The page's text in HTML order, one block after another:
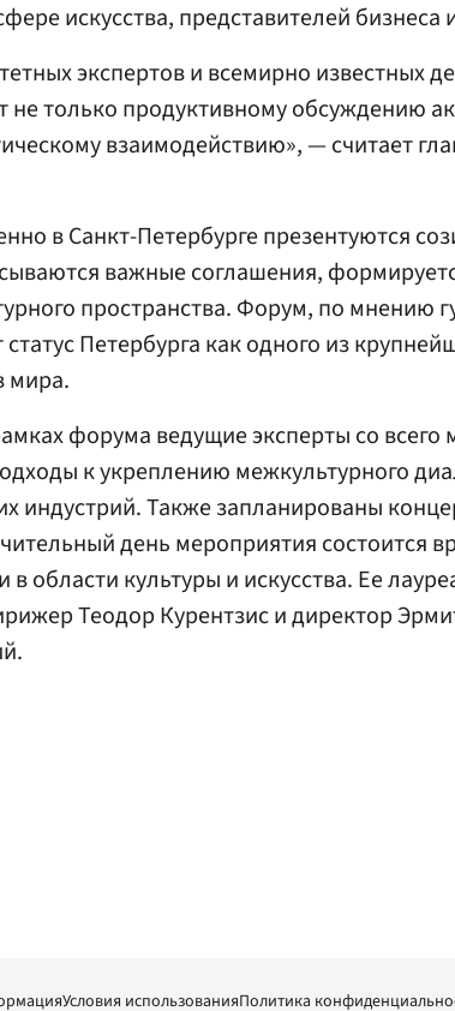
искусства, представителей бизнеса
экспертов и всемирно известных
не только продуктивному обсуждению
взаимодействию», — считает
в Санкт-Петербурге презентуются
важные соглашения,
пространства. Форум, по мнению
Петербурга как одного из
мира.
форума ведущие эксперты со всего
к укреплению межкультурного
индустрий. Также запланированы
день мероприятия состоится
области культуры и искусства. Ее
Теодор Курентзис и директор
Условия использованияПолитика